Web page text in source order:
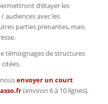
d’étayer les
audiences avec les
parties prenantes, mais
témoignages de structures
envoyer un court
(environ 6 à 10 lignes),